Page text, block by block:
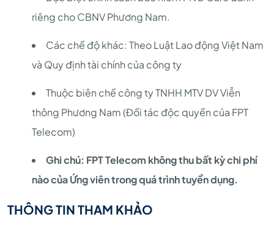
riêng cho CBNV Phương Nam.
Các chế độ khác: Theo Luật Lao động Việt Nam
và Quy định tài chính của công ty
Thuộc biên chế công ty TNHH MTV DV Viễn
thông Phương Nam (Đối tác độc quyền của FPT
Telecom)
Ghi chú: FPT Telecom không thu bất kỳ chi phí
nào của Ứng viên trong quá trình tuyển dụng.
THÔNG TIN THAM KHẢO